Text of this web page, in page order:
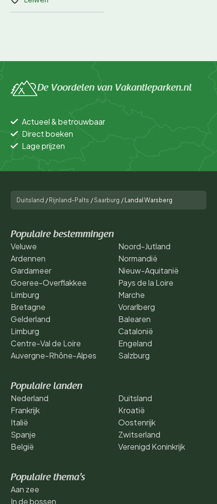
De Voordelen van Vakantieparken.nl
Actueel & betrouwbaar
Direct boeken
Lage prijzen
Duitsland / Rijnland-Palts /Saarburg / Landal Warsberg
Populaire bestemmingen
Veluwe
Ardennen
Gardameer
Goeree-Overflakkee
Limburg
Bretagne
Gelderland
Limburg
Centre-Val de Loire
Auvergne-Rhône-Alpes
Noord-Jutland
Normandië
Nieuw-Aquitanië
Pays de la Loire
Marche
Vorarlberg
Balearen
Catalonië
Engeland
Salzburg
Populaire landen
Nederland
Frankrijk
Italië
Spanje
België
Duitsland
Kroatië
Oostenrijk
Zwitserland
Verenigd Koninkrijk
Populaire thema's
Aan zee
In de bossen